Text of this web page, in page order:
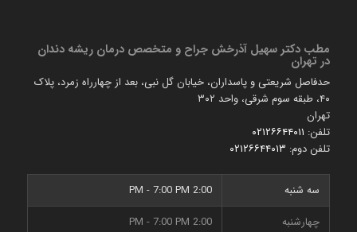
مطب دكتر سهیل آذرخش جراح و متخصص درمان ریشه دندان
در تهران
حدفاصل شریعتی و پاسداران، خیابان گل نبی، بعد از چهارراه زمرد، پلاک
۴۰، طبقه سوم شرقی، واحد ۳۰۲
تهران
تلفن: ۰۲۱۲۶۶۴۴۰۱۱
تلفن دوم: ۰۲۱۲۶۶۴۴۰۱۳
سه شنبه
2:00 PM - 7:00 PM
چهارشنبه
2:00 PM - 7:00 PM